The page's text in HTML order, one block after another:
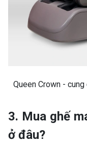
Queen Crown -
3. Mua ghế
ở đâu?